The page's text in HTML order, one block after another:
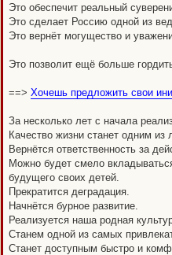
Это обеспечит реальный
Это сделает Россию одной из
Это вернёт могущество и
Это позволит ещё больше
==> Хочешь предложить свои
За несколько лет с начала
Качество жизни станет одним из
Вернётся ответственность за
Можно будет смело
будущего своих детей.
Прекратится деградация.
Начнётся бурное развитие.
Реализуется наша родная
Станем одной из самых
Станет доступным быстро и